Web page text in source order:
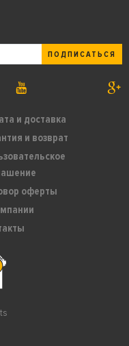
и доставка
и возврат
оферты
ПОДПИСАТЬСЯ